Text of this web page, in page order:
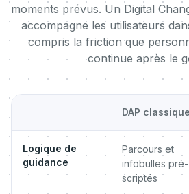
moments prévus. Un Digital
accompagne les utilisateurs
compris la friction que
continue après le
DAP classique
Logique de
guidance
Parcours et
infobulles pré-
scriptés